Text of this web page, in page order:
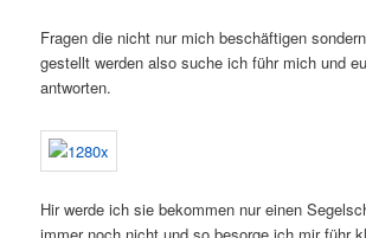
Fragen die nicht nur mich beschäftigen
gestellt werden also suche ich führ mich und
antworten.
Hir werde ich sie bekommen nur einen